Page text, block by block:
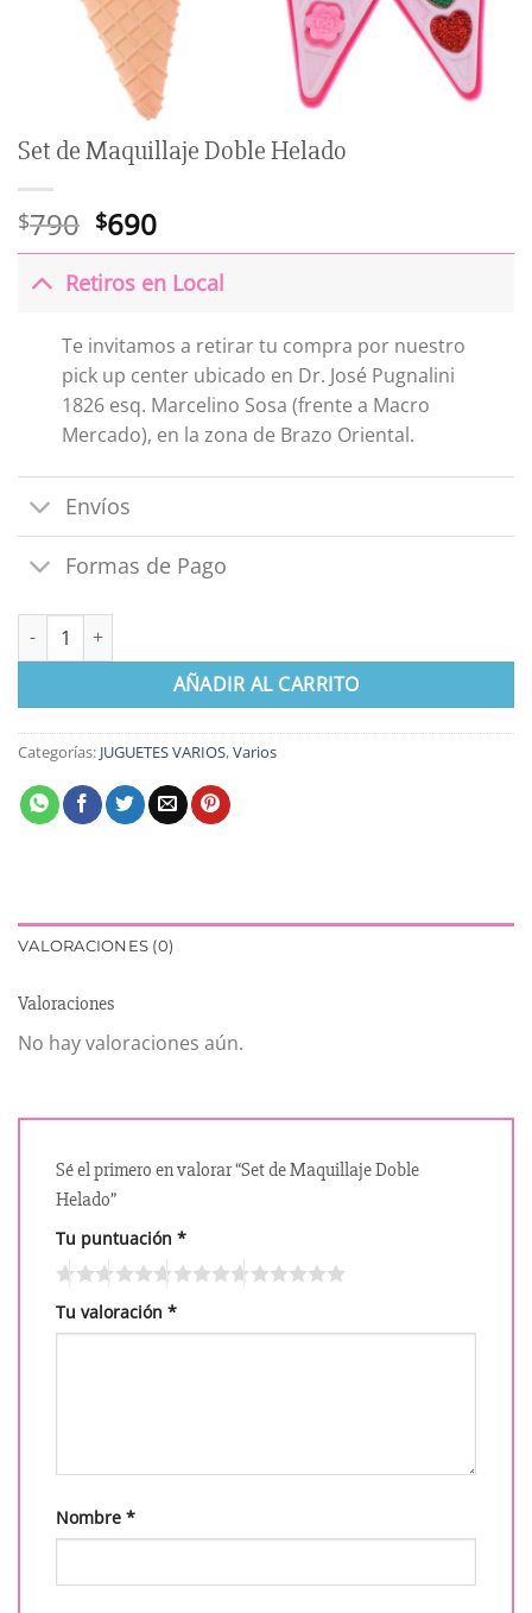
Set de Maquillaje Doble Helado
$790 El
precio
original
$790.
$690El
precio
actual
$690.
Retiros en Local
Te invitamos a retirar tu compra por nuestro
pick up center ubicado en Dr. José Pugnalini
1826 esq. Marcelino Sosa (frente a Macro
Mercado), en la zona de Brazo Oriental.
Envíos
Formas de Pago
Set de Maquillaje Doble Helado cantidad
AÑADIR AL CARRITO
Categorías: JUGUETES VARIOS,Varios
VALORACIONES (0)
Valoraciones
No hay valoraciones aún.
Sé el primero en valorar “Set de Maquillaje Doble
Helado”
Tu puntuación *
Tu valoración *
Nombre *